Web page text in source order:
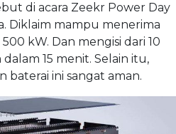
di acara Zeekr Power Day
Diklaim mampu menerima
kW. Dan mengisi dari 10
15 menit. Selain itu,
baterai ini sangat aman.